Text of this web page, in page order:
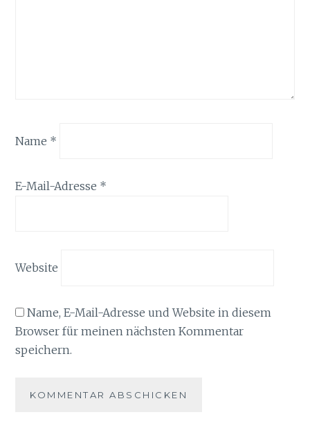
Name *
E-Mail-Adresse *
Website
Name, E-Mail-Adresse und Website in diesem
Browser für meinen nächsten Kommentar
speichern.